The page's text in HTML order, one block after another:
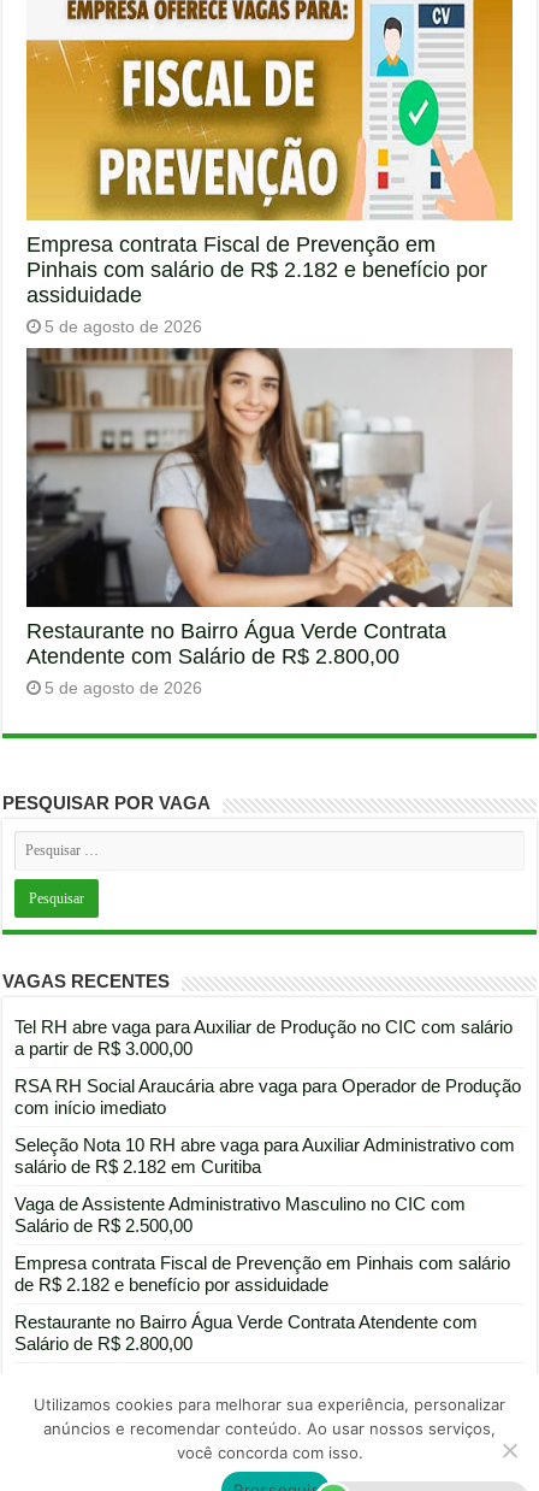
Empresa contrata Fiscal de Prevenção em
Pinhais com salário de R$ 2.182 e benefício por
assiduidade
5 de agosto de 2026
Restaurante no Bairro Água Verde Contrata
Atendente com Salário de R$ 2.800,00
5 de agosto de 2026
PESQUISAR POR VAGA
VAGAS RECENTES
Tel RH abre vaga para Auxiliar de Produção no CIC com salário
a partir de R$ 3.000,00
RSA RH Social Araucária abre vaga para Operador de Produção
com início imediato
Seleção Nota 10 RH abre vaga para Auxiliar Administrativo com
salário de R$ 2.182 em Curitiba
Vaga de Assistente Administrativo Masculino no CIC com
Salário de R$ 2.500,00
Empresa contrata Fiscal de Prevenção em Pinhais com salário
de R$ 2.182 e benefício por assiduidade
Restaurante no Bairro Água Verde Contrata Atendente com
Salário de R$ 2.800,00
Portal de divulgação de vagas de emprego
Utilizamos cookies para melhorar sua experiência, personalizar
anúncios e recomendar conteúdo. Ao usar nossos serviços,
você concorda com isso.